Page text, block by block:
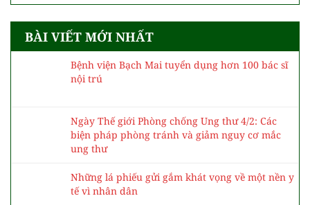
BÀI VIẾT MỚI NHẤT
Bệnh viện Bạch Mai tuyển dụng hơn 100 bác sĩ
nội trú
Ngày Thế giới Phòng chống Ung thư 4/2: Các
biện pháp phòng tránh và giảm nguy cơ mắc
ung thư
Những lá phiếu gửi gắm khát vọng về một nền y
tế vì nhân dân